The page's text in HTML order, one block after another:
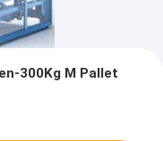
300Kg M Pallet